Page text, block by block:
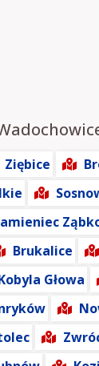
Ziębice
Brukalice
Głowa